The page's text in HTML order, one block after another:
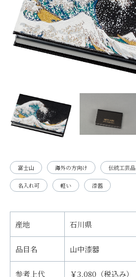
富士山 海外の方向け 伝統工芸品
名入れ可 軽い 漆器
産地 石川県
品目名 山中漆器
参考上代 ￥3,080（税込み）